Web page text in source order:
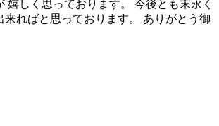
嬉しく思っております。 今後とも末永く
来ればと思っております。 ありがとう御